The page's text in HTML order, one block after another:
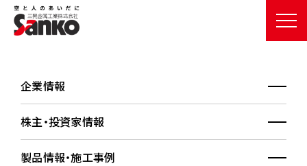
企業情報
株主・投資家情報
製品情報・施工事例
施工事例詳細
WORKS
HOME